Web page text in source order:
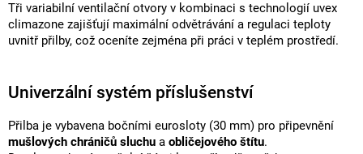
Tři variabilní ventilační otvory v kombinaci s technologií uvex
climazone zajišťují maximální odvětrávání a regulaci teploty
uvnitř přilby, což oceníte zejména při práci v teplém prostředí.
Univerzální systém příslušenství
Přilba je vybavena bočními eurosloty (30 mm) pro připevnění
mušlových chráničů sluchu a obličejového štítu.